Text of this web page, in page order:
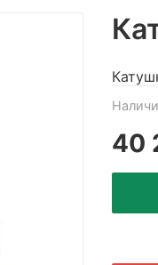
40